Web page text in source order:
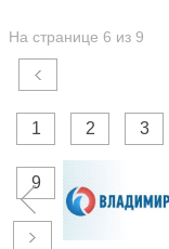
На странице 6 из 9
1 2 3
9